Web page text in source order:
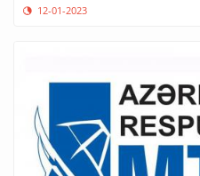
12-01-2023